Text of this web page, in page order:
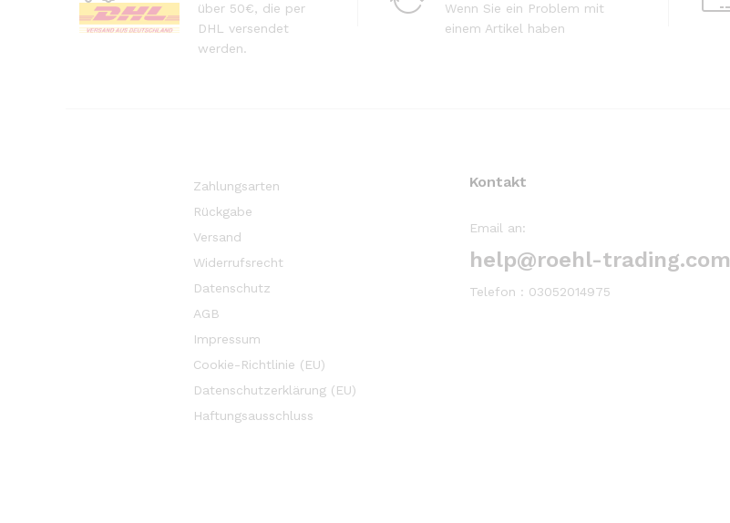
über 50€, die per
DHL versendet
werden.
Wenn Sie ein Problem mit
einem Artikel haben
Zahlungsarten
Rückgabe
Versand
Widerrufsrecht
Datenschutz
AGB
Impressum
Cookie-Richtlinie (EU)
Datenschutzerklärung (EU)
Haftungsausschluss
Kontakt
Email an:
help@roehl-trading.com
Telefon : 03052014975